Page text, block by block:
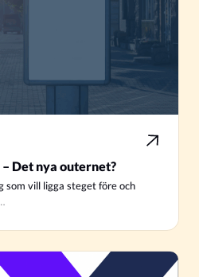
Det nya outernet?
som vill ligga steget före och